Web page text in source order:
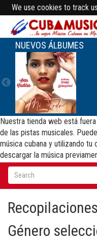
We use cookies to track
NUEVOS ÁLBUMES
Nuestra tienda web está
de las pistas musicales.
música cubana y utilizando tu
descargar la música
Género